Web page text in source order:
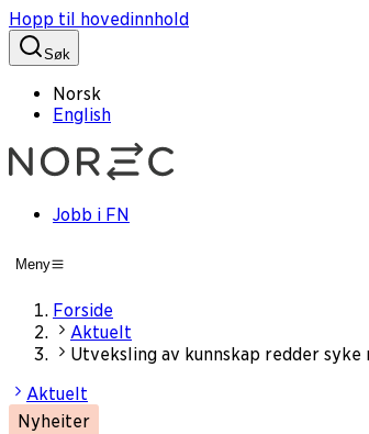
Hopp til hovedinnhold
Søk
Norsk
English
Jobb i FN
Meny
Forside
Aktuelt
Utveksling av kunnskap redder
Aktuelt
Nyheiter